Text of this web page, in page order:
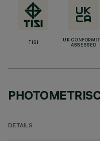
TISI
UK
ASSESSED
DETAILS